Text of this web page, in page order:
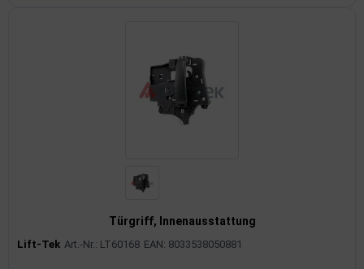
Türgriff, Innenausstattung
Lift-Tek Art.-Nr.: LT60168 EAN: 8033538050881